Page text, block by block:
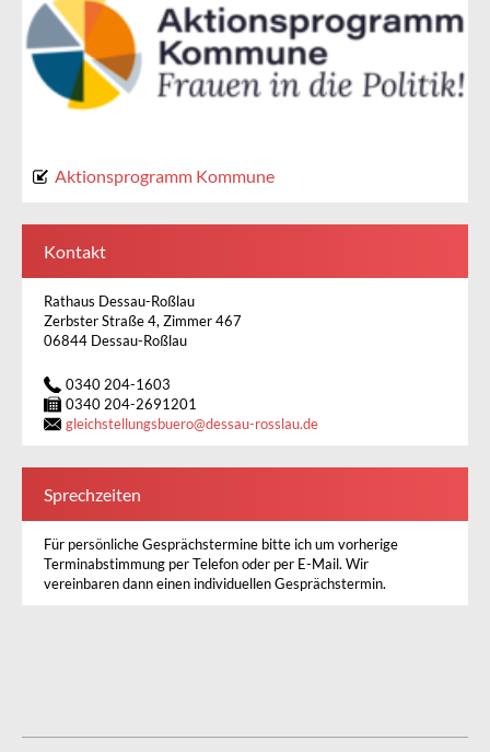
Aktionsprogramm Kommune
Kontakt
Rathaus Dessau-Roßlau
Zerbster Straße 4, Zimmer 467
06844 Dessau-Roßlau
0340 204-1603
0340 204-2691201
gleichstellungsbuero@dessau-rosslau.de
Sprechzeiten
Für persönliche Gesprächstermine bitte ich um vorherige
Terminabstimmung per Telefon oder per E-Mail. Wir
vereinbaren dann einen individuellen Gesprächstermin.